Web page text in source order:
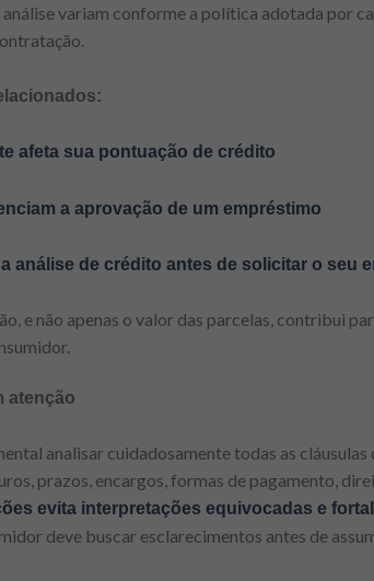
variam conforme a política adotada por
afeta sua pontuação de crédito
a aprovação de um empréstimo
análise de crédito antes de solicitar o seu
e não apenas o valor das parcelas, contribui
atenção
analisar cuidadosamente todas as
prazos, encargos, formas de pagamento,
evita interpretações equivocadas e
deve buscar esclarecimentos antes de